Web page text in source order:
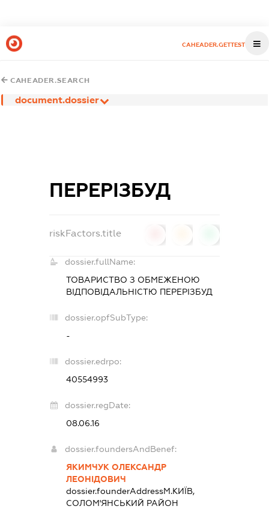
CAHEADER.GETTEST
CAHEADER.SEARCH
document.dossier
ПЕРЕРІЗБУД
riskFactors.title
dossier.fullName:
ТОВАРИСТВО З ОБМЕЖЕНОЮ
ВІДПОВІДАЛЬНІСТЮ ПЕРЕРІЗБУД
dossier.opfSubType:
-
dossier.edrpo:
40554993
dossier.regDate:
08.06.16
dossier.foundersAndBenef:
ЯКИМЧУК ОЛЕКСАНДР
ЛЕОНІДОВИЧ
dossier.founderAddressМ.КИЇВ,
СОЛОМ'ЯНСЬКИЙ РАЙОН